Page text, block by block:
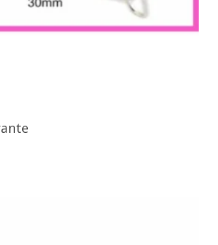
Seleccionar Opciones